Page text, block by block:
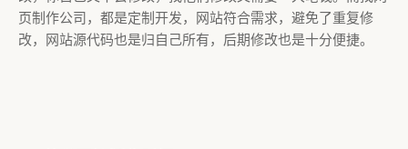
页制作公司，都是定制开发，网站符合需求，避免了重复修
改，网站源代码也是归自己所有，后期修改也是十分便捷。